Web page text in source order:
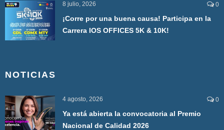
8 julio, 2026 0
¡Corre por una buena causa! Participa en la
Carrera IOS OFFICES 5K & 10K!
NOTICIAS
4 agosto, 2026 0
Ya está abierta la convocatoria al Premio
Nacional de Calidad 2026